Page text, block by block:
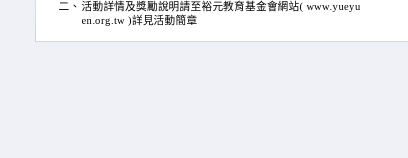
二、 活動詳情及獎勵說明請至裕元教育基金會網站( www.yueyu
en.org.tw )詳見活動簡章